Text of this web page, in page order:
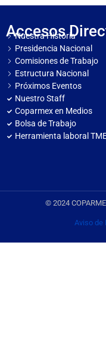
Accesos
Nuestra Historia
Presidencia Nacional
Comisiones de Trabajo
Estructura Nacional
Próximos Eventos
Nuestro Staff
Coparmex en Medios
Bolsa de Trabajo
Herramienta laboral
© 2024
Aviso de